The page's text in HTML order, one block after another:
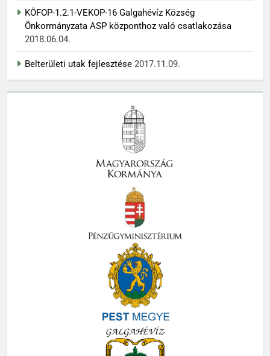
KÖFOP-1.2.1-VEKOP-16 Galgahévíz Község
Önkormányzata ASP központhoz való csatlakozása
2018.06.04.
Belterületi utak fejlesztése 2017.11.09.